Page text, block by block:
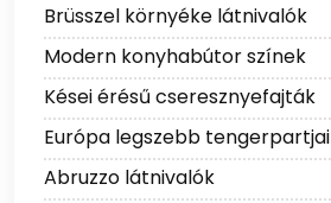
Brüsszel környéke látnivalók
Modern konyhabútor színek
Kései érésű cseresznyefajták
Európa legszebb tengerpartjai
Abruzzo látnivalók